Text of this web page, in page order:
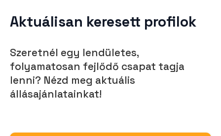
Aktuálisan keresett profilok
Szeretnél egy lendületes,
folyamatosan fejlődő csapat tagja
lenni? Nézd meg aktuális
állásajánlatainkat!